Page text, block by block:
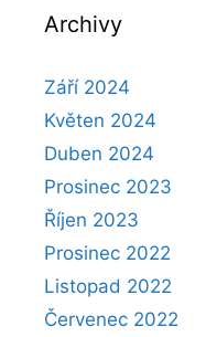
Archivy
Září 2024
Květen 2024
Duben 2024
Prosinec 2023
Říjen 2023
Prosinec 2022
Listopad 2022
Červenec 2022